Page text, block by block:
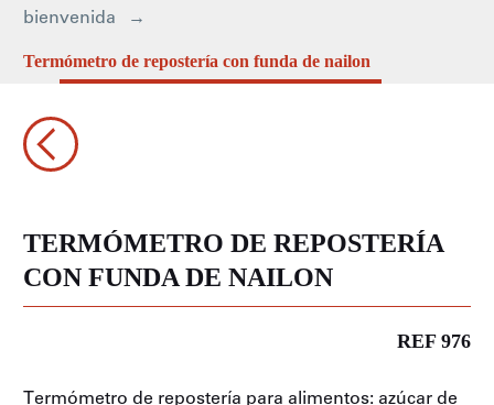
bienvenida
Termómetro de repostería con funda de nailon
TERMÓMETRO DE REPOSTERÍA
CON FUNDA DE NAILON
REF 976
Termómetro de repostería para alimentos: azúcar de